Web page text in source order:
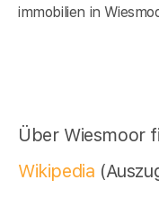
immobilien in
Über Wiesmoor
Wikipedia